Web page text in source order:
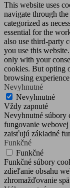
This website uses
navigate through
categorized as
essential for the
also use third-party
you use this
only with your
cookies. But opting
browsing
Nevyhnutné
Nevyhnutné
Vždy zapnuté
Nevyhnutné súbory
fungovanie
zaisťujú základné
Funkčné
Funkčné
Funkčné súbory
zdieľanie obsahu
zhromažďovanie